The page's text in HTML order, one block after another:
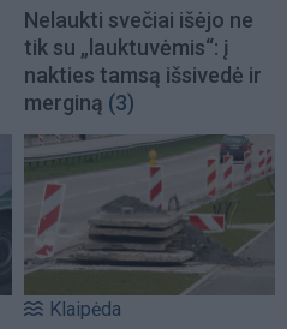
Nelaukti svečiai išėjo ne
tik su „lauktuvėmis“: į
nakties tamsą išsivedė ir
merginą (3)
Klaipėda